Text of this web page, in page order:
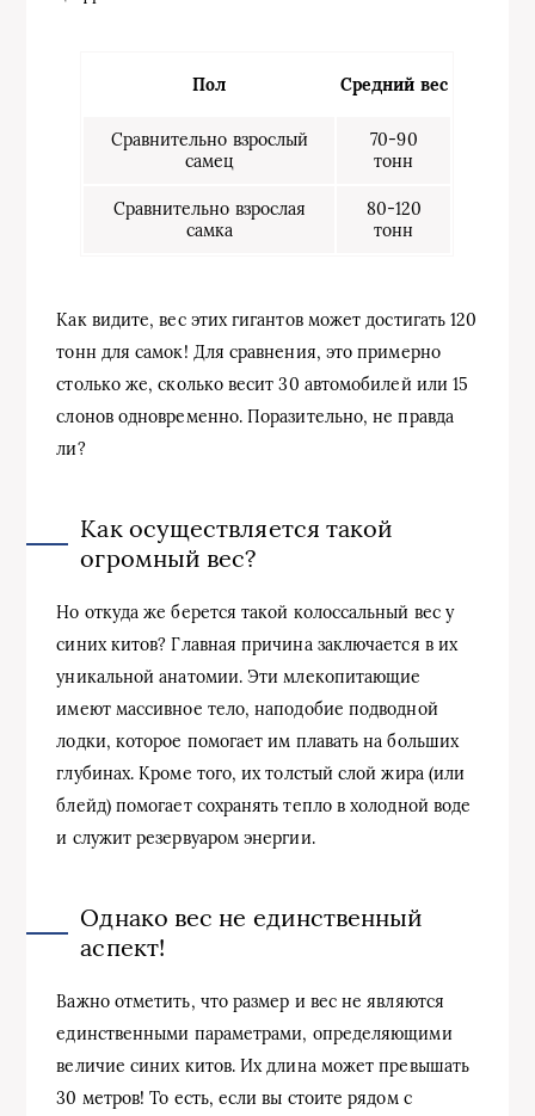
Пол Средний вес
Сравнительно взрослый
самец
70-90
тонн
Сравнительно взрослая
самка
80-120
тонн
Как видите, вес этих гигантов может достигать 120
тонн для самок! Для сравнения, это примерно
столько же, сколько весит 30 автомобилей или 15
слонов одновременно. Поразительно, не правда
ли?
Как осуществляется такой
огромный вес?
Но откуда же берется такой колоссальный вес у
синих китов? Главная причина заключается в их
уникальной анатомии. Эти млекопитающие
имеют массивное тело, наподобие подводной
лодки, которое помогает им плавать на больших
глубинах. Кроме того, их толстый слой жира (или
блейд) помогает сохранять тепло в холодной воде
и служит резервуаром энергии.
Однако вес не единственный
аспект!
Важно отметить, что размер и вес не являются
единственными параметрами, определяющими
величие синих китов. Их длина может превышать
30 метров! То есть, если вы стоите рядом с